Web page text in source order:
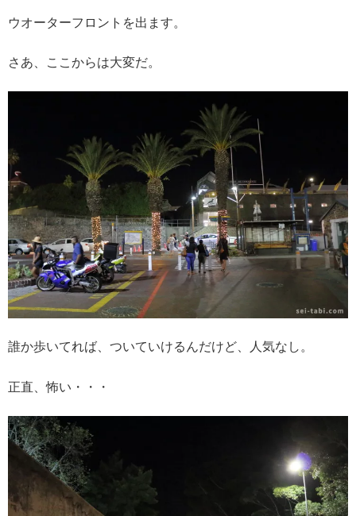
ウオーターフロントを出ます。
さあ、ここからは大変だ。
誰か歩いてれば、ついていけるんだけど、人気なし。
正直、怖い・・・